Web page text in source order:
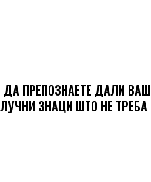
ПРЕПОЗНАЕТЕ ДАЛИ
ЗНАЦИ ШТО НЕ